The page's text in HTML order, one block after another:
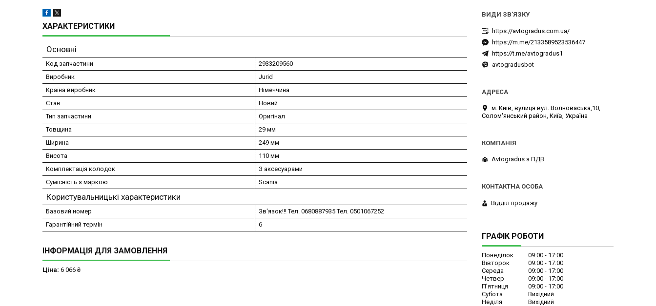
ХАРАКТЕРИСТИКИ
Основні
Код запчастини
2933209560
Виробник
Jurid
Країна виробник
Німеччина
Стан
Новий
Тип запчастини
Оригінал
Товщина
29 мм
Ширина
249 мм
Висота
110 мм
Комплектація колодок
З аксесуарами
Сумісність з маркою
Scania
Користувальницькі характеристики
Базовий номер
Зв'язок!!! Тел. 0680887935 Тел. 0501067252
Гарантійний термін
6
ІНФОРМАЦІЯ ДЛЯ ЗАМОВЛЕННЯ
Ціна: 6 066 ₴
https://avtogradus.com.ua/
https://m.me/2133589523536447
https://t.me/avtogradus1
avtogradusbot
м. Київ, вулиця вул. Волноваська,10,
Солом'янський район, Київ, Україна
Avtogradus з ПДВ
Відділ продажу
ГРАФІК РОБОТИ
Понеділок 09:00
17:00
Вівторок
09:00
17:00
Середа
09:00
17:00
Четвер
09:00
17:00
Пʼятниця
09:00
17:00
Субота
Вихідний
Неділя
Вихідний